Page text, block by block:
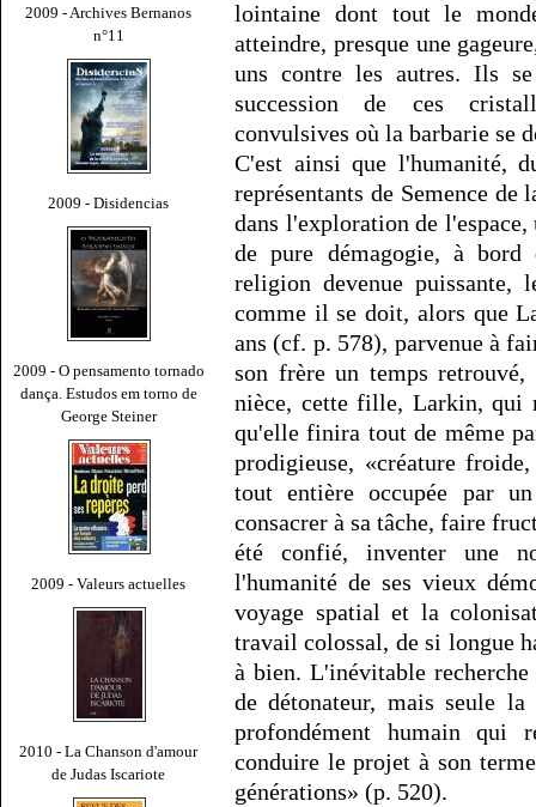
2009 - Archives Bernanos
n°11
2009 - Disidencias
2009 - O pensamento tornado
dança. Estudos em torno de
George Steiner
2009 - Valeurs actuelles
2010 - La Chanson d'amour
de Judas Iscariote
lointaine dont tout le
atteindre, presque une
uns contre les autres. Ils
succession de ces
convulsives où la barbarie se
C'est ainsi que l'humanité,
représentants de Semence de
dans l'exploration de l'espace,
de pure démagogie, à
religion devenue puissante,
comme il se doit, alors que
ans (cf. p. 578), parvenue à
son frère un temps
nièce, cette fille, Larkin, qui
qu'elle finira tout de même
prodigieuse, «créature
tout entière occupée par
consacrer à sa tâche, faire
été confié, inventer une
l'humanité de ses vieux
voyage spatial et la
travail colossal, de si longue
à bien. L'inévitable
de détonateur, mais seule
profondément humain qui
conduire le projet à son
générations» (p. 520).